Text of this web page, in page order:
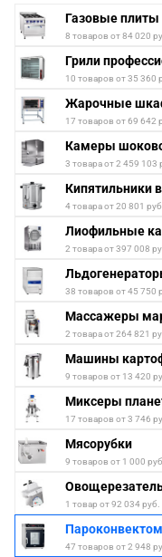
Газовые
8 товаров от 84 020
Грили
10 товаров от 35 360
Жарочные
17 товаров от 69 642
Камеры
3 товара от 2 459 103
Кипятильники
4 товара от 20 801 руб.
Лиофильные
2 товара от 397 008
38 товаров от 45 750
Массажеры
2 товара от 264 821
Машины
9 товаров от 13 420
Миксеры
17 товаров от 3 746
Мясорубки
9 товаров от 1 000 руб.
1 товар от 92 034 руб.
47 товаров от 2 948